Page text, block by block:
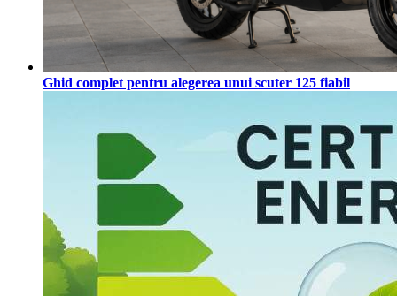
Ghid complet pentru alegerea unui scuter 125 fiabil